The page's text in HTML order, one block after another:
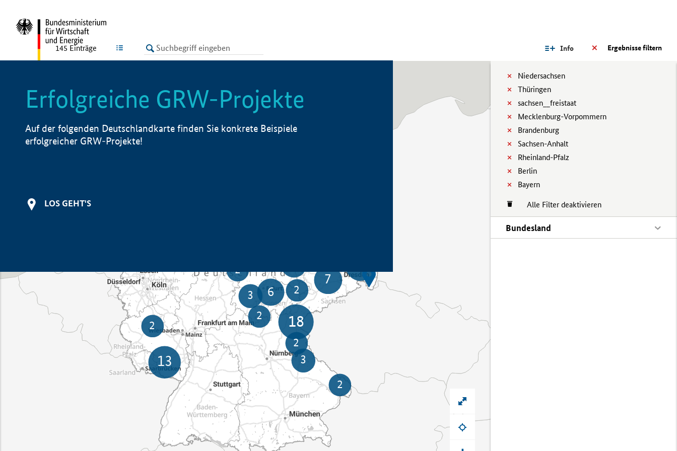
LISTE Ergebnisse filtern
Info
Niedersachsen
Thüringen
sachsen__freistaat
Mecklenburg-Vorpommern
Brandenburg
Sachsen-Anhalt
Rheinland-Pfalz
Berlin
Bayern
Alle Filter deaktivieren
Bundesland
145 Einträge
Erfolgreiche GRW-Projekte
Auf der folgenden Deutschlandkarte finden Sie konkrete Beispiele
erfolgreicher GRW-Projekte!
LOS GEHT'S